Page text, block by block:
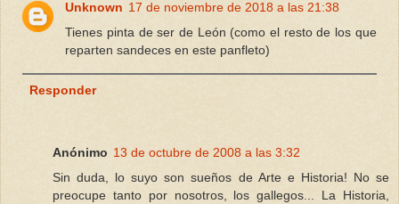
Unknown 17 de noviembre de 2018 a las 21:38
Tienes pinta de ser de León (como el resto de los que
reparten sandeces en este panfleto)
Responder
Anónimo 13 de octubre de 2008 a las 3:32
Sin duda, lo suyo son sueños de Arte e Historia! No se
preocupe tanto por nosotros, los gallegos... La Historia,